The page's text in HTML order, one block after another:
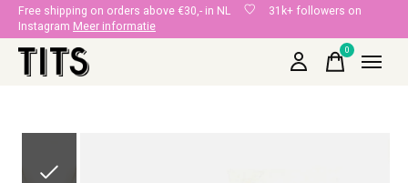
Free shipping on orders above €30,- in NL
31k+ followers on
Instagram Meer informatie
0items